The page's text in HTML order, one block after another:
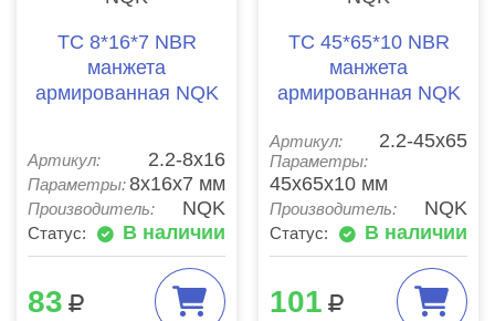
TC 8*16*7 NBR
манжета
армированная NQK
Артикул: 2.2-8х16
Параметры:8x16x7 мм
Производитель: NQK
Статус: В наличии
83
TC 45*65*10 NBR
манжета
армированная NQK
Артикул: 2.2-45х65
Параметры:
45x65x10 мм
Производитель: NQK
Статус: В наличии
101